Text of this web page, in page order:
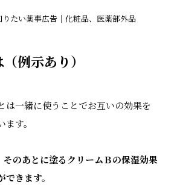
たい薬事広告｜化粧品、医薬部外品
例示あり）
は一緒に使うことでお互いの効果を
す。
のあとに塗るクリームＢの保湿効果
きます。